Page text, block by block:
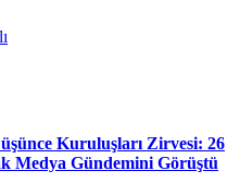
Kuruluşları Zirvesi: 26
Medya Gündemini Görüştü